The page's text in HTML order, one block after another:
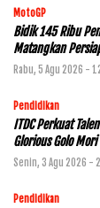
MotoGP
Bidik 145 Ribu
Matangkan
Rabu, 5 Agu 2026 -
Pendidikan
ITDC Perkuat
Glorious Golo Mori
Senin, 3 Agu 2026 -
Pendidikan